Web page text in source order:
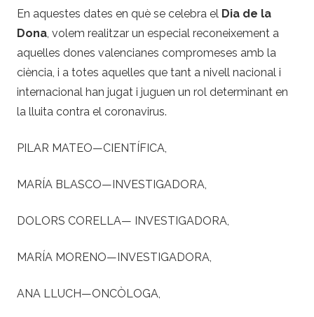
En aquestes dates en què se celebra el Dia de la
Dona, volem realitzar un especial reconeixement a
aquelles dones valencianes compromeses amb la
ciència, i a totes aquelles que tant a nivell nacional i
internacional han jugat i juguen un rol determinant en
la lluita contra el coronavirus.
PILAR MATEO—CIENTÍFICA,
MARÍA BLASCO—INVESTIGADORA,
DOLORS CORELLA— INVESTIGADORA,
MARÍA MORENO—INVESTIGADORA,
ANA LLUCH—ONCÒLOGA,